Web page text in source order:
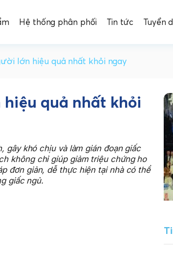
Hệ thống phân phối Tin tức Tuyển
lớn hiệu quả nhất khỏi ngay
quả nhất khỏi
gây khó chịu và làm gián đoạn giấc
không chỉ giúp giảm triệu chứng ho
đơn giản, dễ thực hiện tại nhà có thể
giấc ngủ.